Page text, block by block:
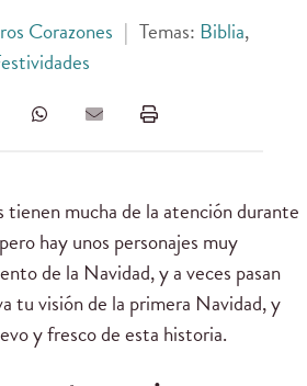
Corazones | Temas: Biblia,
tienen mucha de la atención durante
hay unos personajes muy
de la Navidad, y a veces pasan
tu visión de la primera Navidad, y
y fresco de esta historia.